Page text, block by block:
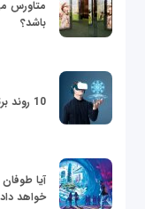
متاورس
باشد؟
10 روند برتر تجارت و فناوری در سال 2022
آیا
خواهد داد